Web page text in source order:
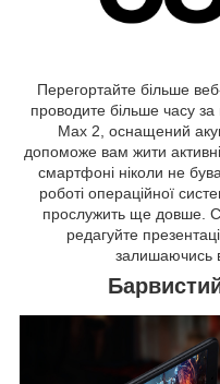
Перегортайте більше
проводите більше часу
Max 2, оснащений
допоможе вам жити
смартфоні ніколи не
роботі операційної
прослужить ще довше.
редагуйте
залишаючись в